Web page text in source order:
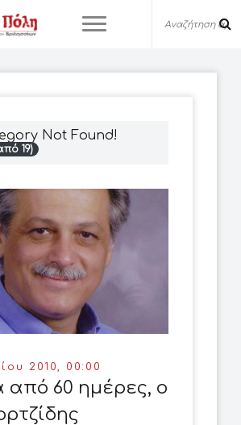
Not Found!
19)
2010, 00:00
από 60 ημέρες, ο